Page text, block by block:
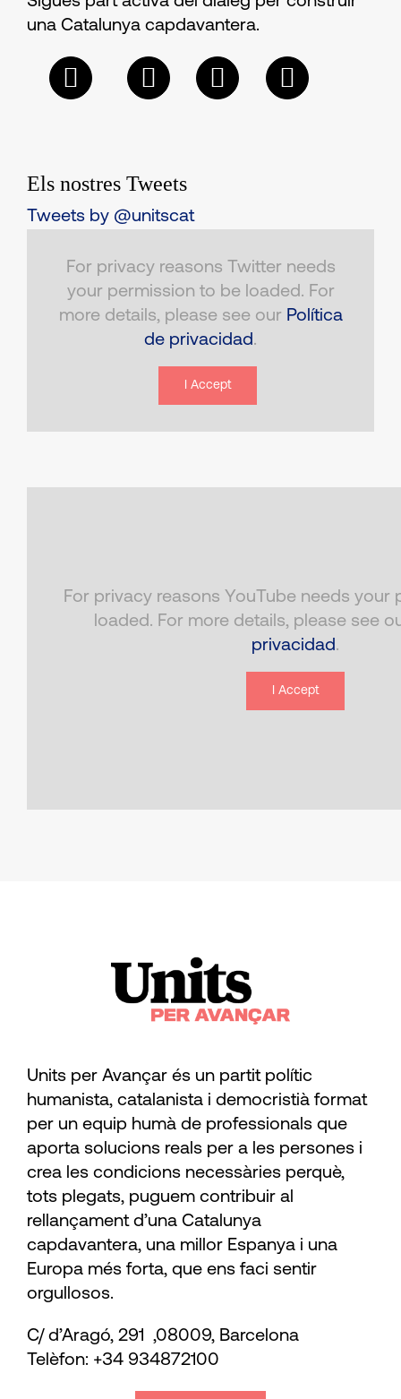
una Catalunya capdavantera.
Els nostres Tweets
Tweets by @unitscat
For privacy reasons Twitter needs
your permission to be loaded. For
more details, please see our Política
de privacidad.
I Accept
For privacy reasons YouTube needs your
loaded. For more details, please see
privacidad.
I Accept
Units per Avançar és un partit polític
humanista, catalanista i democristià format
per un equip humà de professionals que
aporta solucions reals per a les persones i
crea les condicions necessàries perquè,
tots plegats, puguem contribuir al
rellançament d’una Catalunya
capdavantera, una millor Espanya i una
Europa més forta, que ens faci sentir
orgullosos.
C/ d’Aragó, 291 ,08009, Barcelona
Telèfon: +34 934872100